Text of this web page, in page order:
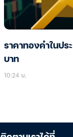
ราคาทองคำในปร
บาท
10:24 น.